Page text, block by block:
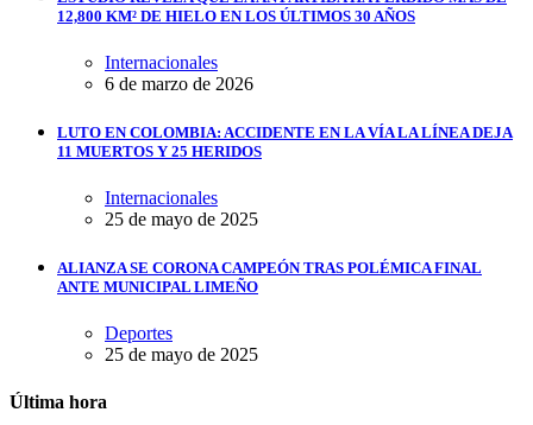
12,800 KM² DE HIELO EN LOS ÚLTIMOS 30 AÑOS
Internacionales
6 de marzo de 2026
LUTO EN COLOMBIA: ACCIDENTE EN LA VÍA LA LÍNEA DEJA
11 MUERTOS Y 25 HERIDOS
Internacionales
25 de mayo de 2025
ALIANZA SE CORONA CAMPEÓN TRAS POLÉMICA FINAL
ANTE MUNICIPAL LIMEÑO
Deportes
25 de mayo de 2025
Última hora